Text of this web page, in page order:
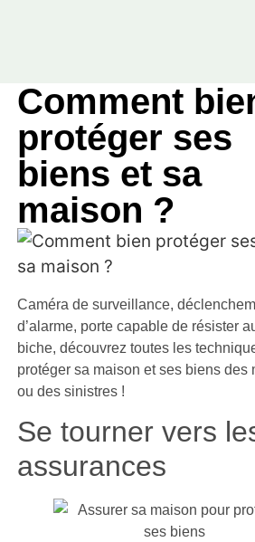
Comment
protéger ses
biens et sa
maison ?
Caméra de surveillance,
d’alarme, porte capable de résister
biche, découvrez toutes les
protéger sa maison et ses biens des
ou des sinistres !
Se tourner vers
assurances